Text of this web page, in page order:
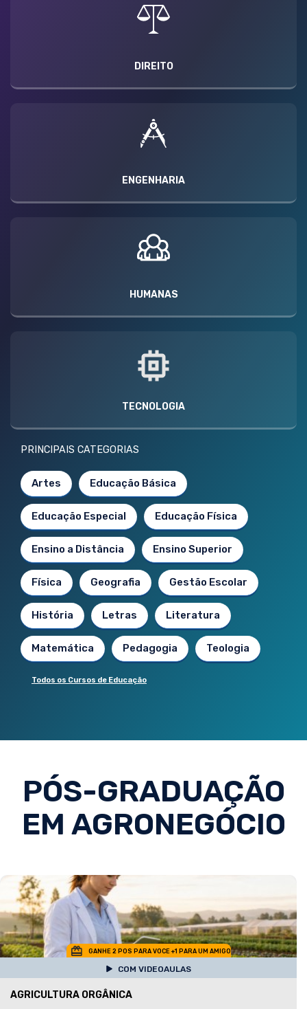
DIREITO
ENGENHARIA
HUMANAS
TECNOLOGIA
PRINCIPAIS CATEGORIAS
Artes Educação Básica
Educação Especial Educação Física
Ensino a Distância Ensino Superior
Física Geografia Gestão Escolar
História Letras Literatura
Matemática Pedagogia Teologia
Todos os Cursos de Educação
PÓS-GRADUAÇÃO
EM AGRONEGÓCIO
GANHE 2 POS PARA VOCE +1 PARA UM AMIGO
COM VIDEOAULAS
AGRICULTURA ORGÂNICA